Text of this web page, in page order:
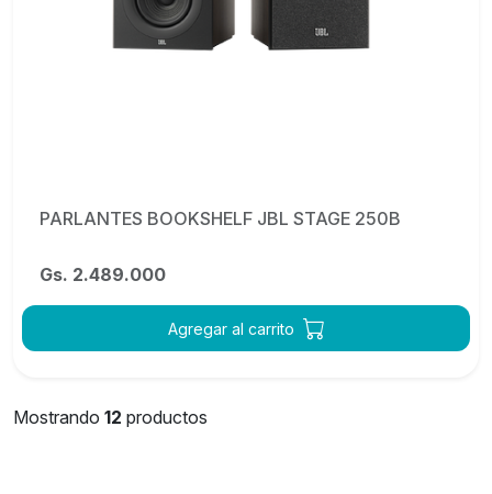
PARLANTES BOOKSHELF JBL STAGE 250B
Gs. 2.489.000
Agregar al carrito
Mostrando 12 productos